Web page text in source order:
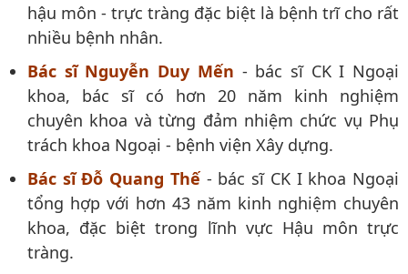
hậu môn - trực tràng đặc biệt là bệnh trĩ cho rất
nhiều bệnh nhân.
Bác sĩ Nguyễn Duy Mến - bác sĩ CK I Ngoại
khoa, bác sĩ có hơn 20 năm kinh nghiệm
chuyên khoa và từng đảm nhiệm chức vụ Phụ
trách khoa Ngoại - bệnh viện Xây dựng.
Bác sĩ Đỗ Quang Thế- bác sĩ CK I khoa Ngoại
tổng hợp với hơn 43 năm kinh nghiệm chuyên
khoa, đặc biệt trong lĩnh vực Hậu môn trực
tràng.